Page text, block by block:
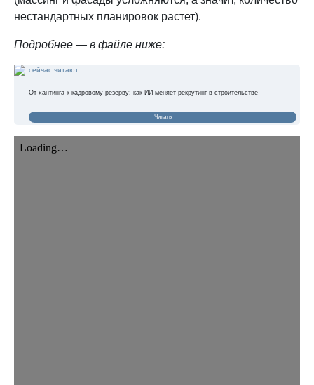
нестандартных планировок растет).
Подробнее — в файле ниже:
сейчас читают
От хантинга к кадровому резерву: как ИИ меняет рекрутинг в строительстве
Читать